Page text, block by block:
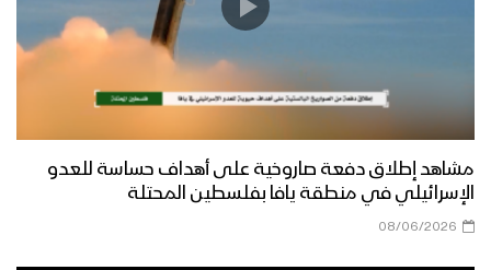
بلاستيك يا أمريكا بلاستيك – ثبات
المجاهدين ومعنوياتهم رغم الغارات
إحراق آليات الجيش السعودي بعيارات نارية
– تنكيل
مشاهد إطلاق دفعة صاروخية على أهداف حساسة للعدو
الإسرائيلي في منطقة يافا بفلسطين المحتلة
08/06/2026